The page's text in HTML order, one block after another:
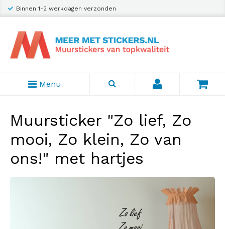
Binnen 1-2 werkdagen verzonden
Menu
Muursticker "Zo lief, Zo
mooi, Zo klein, Zo van
ons!" met hartjes